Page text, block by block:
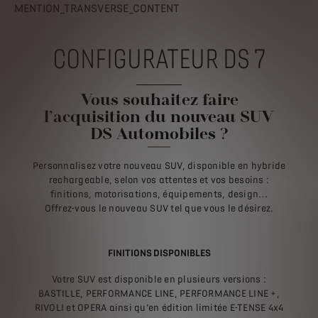
MENTION_TRANSVERSE_CONTENT
CONFIGURATEUR DS 7
Vous souhaitez faire
l’acquisition du nouveau SUV
DS Automobiles ?
Personnalisez votre nouveau SUV, disponible en hybride
rechargeable, selon vos attentes et vos besoins :
finitions, motorisations, équipements, design…
Offrez-vous le nouveau SUV tel que vous le désirez.
FINITIONS DISPONIBLES
Votre SUV est disponible en plusieurs versions :
BASTILLE, PERFORMANCE LINE, PERFORMANCE LINE +,
RIVOLI et OPERA ainsi qu’en édition limitée E-TENSE 4x4